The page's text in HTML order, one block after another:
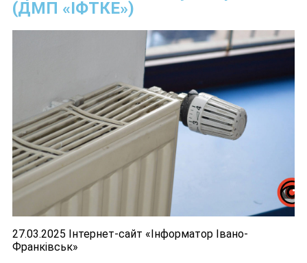
(ДМП «ІФТКЕ»)
27.03.2025 Інтернет-сайт «Інформатор Івано-
Франківськ»